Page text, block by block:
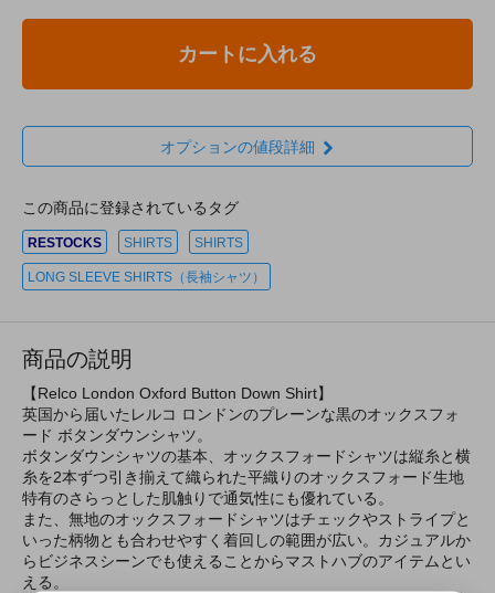
カートに入れる
オプションの値段詳細
この商品に登録されているタグ
RESTOCKS SHIRTS SHIRTS
LONG SLEEVE SHIRTS（長袖シャツ）
商品の説明
【Relco London Oxford Button Down Shirt】
英国から届いたレルコ ロンドンのプレーンな黒のオックスフォ
ード ボタンダウンシャツ。
ボタンダウンシャツの基本、オックスフォードシャツは縦糸と横
糸を2本ずつ引き揃えて織られた平織りのオックスフォード生地
特有のさらっとした肌触りで通気性にも優れている。
また、無地のオックスフォードシャツはチェックやストライプと
いった柄物とも合わせやすく着回しの範囲が広い。カジュアルか
らビジネスシーンでも使えることからマストハブのアイテムとい
える。